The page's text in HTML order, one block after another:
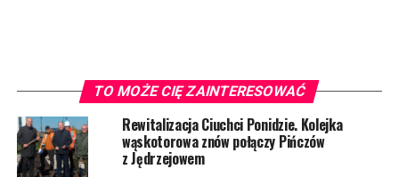
TO MOŻE CIĘ ZAINTERESOWAĆ
Rewitalizacja Ciuchci Ponidzie. Kolejka
wąskotorowa znów połączy Pińczów
z Jędrzejowem